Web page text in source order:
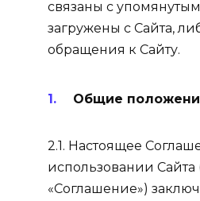
связаны с
загружены с Сайта,
обращения к Сайту.
Общие
2.1. Настоящее
использовании Сайта
«Соглашение»)